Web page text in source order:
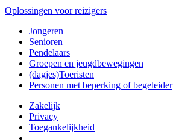
Oplossingen voor reizigers
Jongeren
Senioren
Pendelaars
Groepen en jeugdbewegingen
(dagjes)Toeristen
Personen met beperking of begeleider
Zakelijk
Privacy
Toegankelijkheid